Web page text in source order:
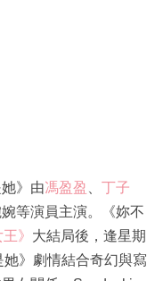
》由馮盈盈
丁子
等演員主演。《妳不
》 大結局後，逢星期
》劇情結合奇幻與寫